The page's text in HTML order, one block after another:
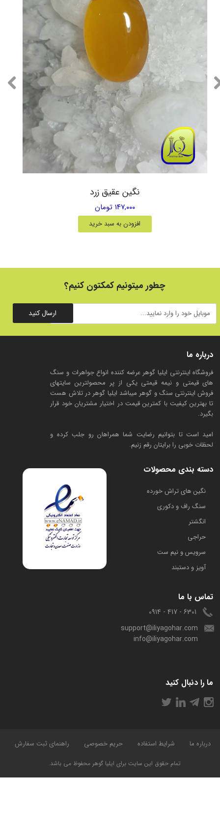
نگین عقیق زرد
۱۴۷,۰۰۰ تومان
افزودن به سبد خرید
تمام حقوق این سایت برای ایلیا گوهر محفوظ می باشد.
درباره ما شرایط استفاده حریم خصوصی راهنمای ثبت سفارش
درباره ما
فروشگاه اینترنتی ایلیا گوهر عرضه کننده انواع جواهرات و سنگ
های قیمتی و نیمه قیمتی یکی از پر محصولترین سایتهای
فروش اینترنتی سنگ و گوهر میباشد ایلیا گوهر در تلاش هست
تا بهترین کیفیت با کمترین قیمت در اختیار مشتریان خود قرار
بگیرد.
امید است تا بتوانیم رضایت شما همراهان رو جلب کرده و
لحظات خوبی را برایتان رقم زنیم.
دسته بندی محصولات
​نگین های تراش خورده
سنگ راف و دکوری
انگشتر
حراجی
سرویس و نیم ست
آویز و دستبند
تماس با ما
6301 - 417 - 0914
support@iliyagohar.com
info@iliyagohar.com
ما را دنبال کنید
چطور میتونیم کمکتون کنیم؟
ارسال کنید